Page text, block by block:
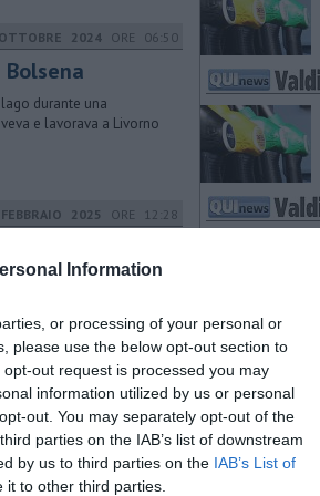
Information
or processing of your personal or
please use the below opt-out section to
out request is processed you may
information utilized by us or personal
out. You may separately opt-out of the
parties on the IAB’s list of downstream
by us to third parties on the IAB’s List of
to other third parties.
2024 ORE 06:50
durante una
e lavorava a Livorno
2025 ORE 12:28
MARZO 2025ORE 07:02
Agricoltori ha esternato